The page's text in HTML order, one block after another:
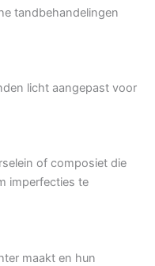
tandbehandelingen
licht aangepast voor
of composiet die
imperfecties te
maakt en hun